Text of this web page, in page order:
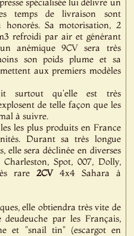
temps de livraison sont
honorés. Sa motorisation, 2
refroidi par air et générant
anémique 9CV sera très
son poids plume et sa
aux premiers modèles
surtout qu'elle est très
de telle façon que les
à suivre.
les plus produits en France
Durant sa très longue
elle sera déclinée en diverses
Spot, 007, Dolly,
rare 2CV4x4 Sahara à
elle obtiendra très vite de
par les Français,
et "snail tin" (escargot en